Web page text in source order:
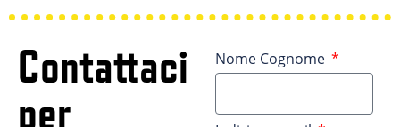
Contattaci
per
Nome Cognome